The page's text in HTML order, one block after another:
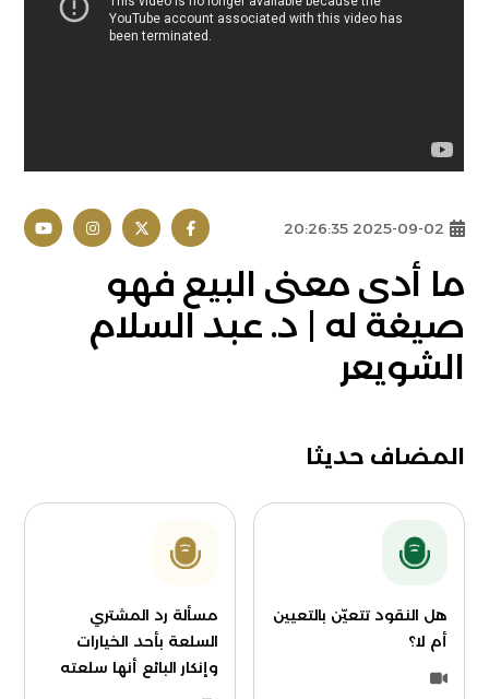
2025-09-02 20:26:35
ما أدى معنى البيع فهو
صيغة له | د. عبد السلام
الشويعر
المضاف حديثا
هل النقود تتعيّن بالتعيين
أم لا؟
مسألة رد المشتري
السلعة بأحد الخيارات
وإنكار البائع أنها سلعته